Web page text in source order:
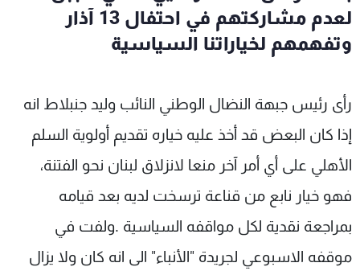
لعدم مشاركتهم في احتفال 13 آذار
وتفهمهم لخياراتنا السياسية
رأى رئيس جبهة النضال الوطني النائب وليد جنبلاط انه
إذا كان البعض قد أخذ عليه خياره تقديم أولوية السلم
الأهلي على أي أمر آخر منعا لانزلاق لبنان نحو الفتنة،
فهو خيار نابع من قناعة ترسخت لديه بعد قيامه
بمراجعة نقدية لكل مواقفه السياسية .ولفت في
موقفه الاسبوعي لجريدة "الأنباء" الى انه كان ولا يزال
سياسة
منوعات رياضة
كأس العالم
البرامج
جدول البرامج
شاهد البرامج